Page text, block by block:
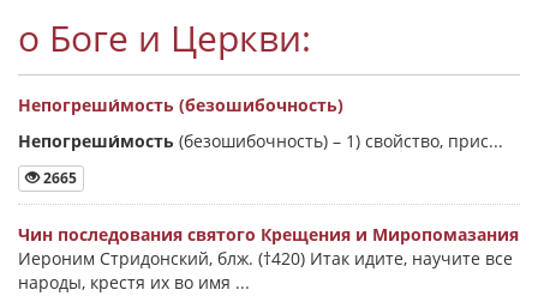
о Боге и Церкви:
Непогреши́мость (безошибочность)
Непогреши́мость (безошибочность) – 1) свойство, прис...
2665
Чин последования святого Крещения и Миропомазания
Иероним Стридонский, блж. (†420) Итак идите, научите все
народы, крестя их во имя ...